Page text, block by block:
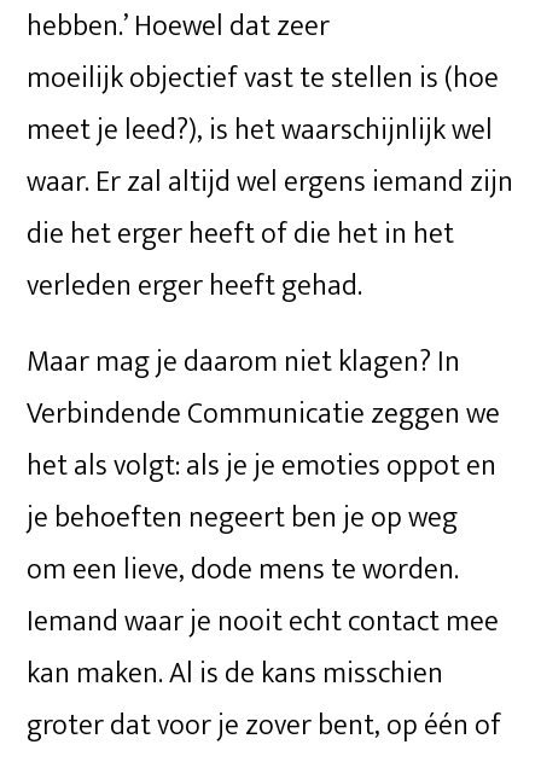
hebben.’ Hoewel dat zeer
moeilijk objectief vast te stellen is (hoe
meet je leed?), is het waarschijnlijk wel
waar. Er zal altijd wel ergens iemand zijn
die het erger heeft of die het in het
verleden erger heeft gehad.
Maar mag je daarom niet klagen? In
Verbindende Communicatie zeggen we
het als volgt: als je je emoties oppot en
je behoeften negeert ben je op weg
om een lieve, dode mens te worden.
Iemand waar je nooit echt contact mee
kan maken. Al is de kans misschien
groter dat voor je zover bent, op één of